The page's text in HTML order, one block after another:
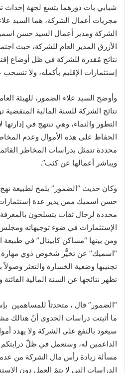
شبابي بات دورهما يتسع لجهة إحداث
مجريات أعمال الشركة، هما السيد
الشركة ومدير أعمال السيد حسن
الأزرق المدير العام للشركة، حيث
نتائج مُقدرة للشركة في ظل أوضاع
إستثمارات الإقليم بأكمله، ولا
وأوضح السيد علاء الضمور، للهيئة
نتائج الشركة للسنة المالية
التطور والنماء، وهي تنتهج في
الحفاظ على هذه الأموال وعدم
محددة تتمثل بدراسات المخاطر
ويباشر أعمالها عن كثب”.
وكان حديث “الضمور” يلمح لطبيعة
حسن اسميك ممن يدير عدة إستثمارات
محددة لرجال ثقات يتسلحون
الإستثمارات في ضوء توجيهاته
ومن بينها “مساكن كابيتال” في طبيعة
“اسميك” عن تخيُّر شخوص ذوي مهارة
تجنيبها وضعية الخسارة والتعثر
تظهر نتائجها عن السنة المالية
“الضمور” قال ، متحدثاً للمساهمين
ما أثبتت دراسات الجدوى أنّ هنالك
سيعود بالنفع على الشركة ولا يهدد
الداعمين له، وسنعمل في ظلّ درايتكم
مسألة زيادة رأس مال الشركة من
الدراسات التي لا يتمّ العمل دون